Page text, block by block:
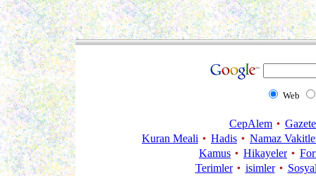
Web
CepAlem
Kuran Meali
Hadis
Namaz
Kamus
Hikayeler
Terimler
isimler